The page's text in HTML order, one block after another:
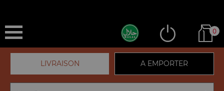
0
LIVRAISON A EMPORTER